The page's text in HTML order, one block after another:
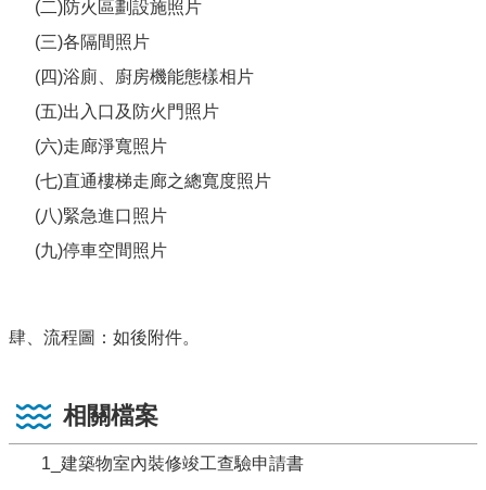
(二)防火區劃設施照片
(三)各隔間照片
(四)浴廁、廚房機能態樣相片
(五)出入口及防火門照片
(六)走廊淨寬照片
(七)直通樓梯走廊之總寬度照片
(八)緊急進口照片
(九)停車空間照片
肆、流程圖：如後附件。
相關檔案
1_建築物室內裝修竣工查驗申請書